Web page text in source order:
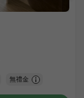
無禮金